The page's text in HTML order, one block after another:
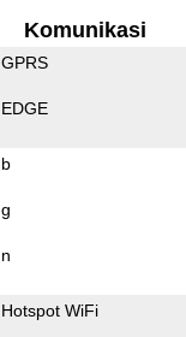
Komunikasi
GPRS
EDGE
b
g
n
Hotspot WiFi